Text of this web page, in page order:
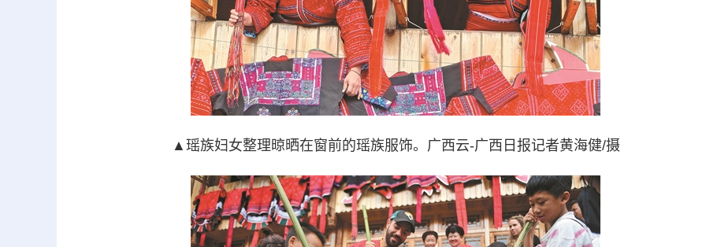
▲瑶族妇女整理晾晒在窗前的瑶族服饰。广西云-广西日报记者黄海健/摄